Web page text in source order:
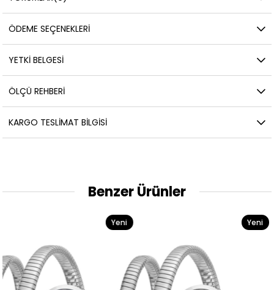
ÖDEME SEÇENEKLERI
YETKİ BELGESİ
ÖLÇÜ REHBERI
KARGO TESLIMAT BILGISI
Benzer Ürünler